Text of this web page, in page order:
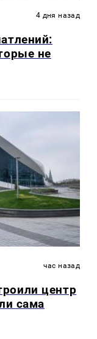
4 дня назад
не
час назад
центр
сама